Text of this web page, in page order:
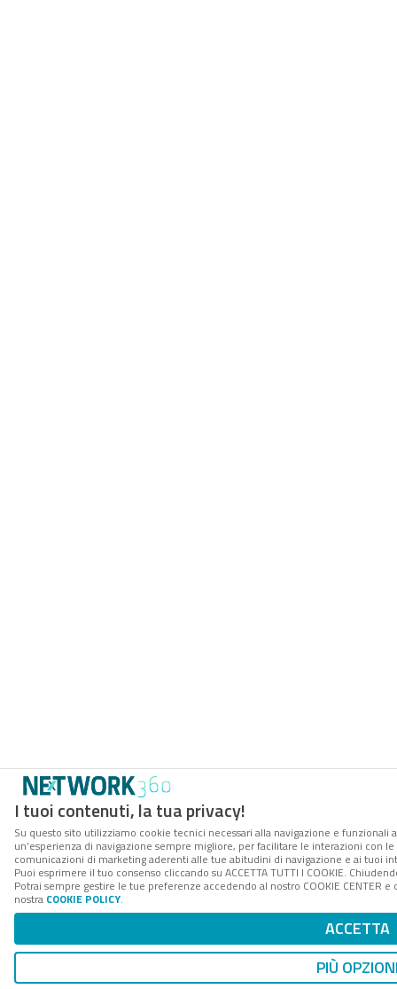
I tuoi contenuti, la tua privacy!
Su questo sito utilizziamo cookie tecnici necessari alla navigazione e
un’esperienza di navigazione sempre migliore, per facilitare le interazioni con
comunicazioni di marketing aderenti alle tue abitudini di navigazione e ai tuoi
Puoi esprimere il tuo consenso cliccando su ACCETTA TUTTI I COOKIE.
Potrai sempre gestire le tue preferenze accedendo al nostro COOKIE
nostra COOKIE POLICY.
ACCETTA
PIÙ